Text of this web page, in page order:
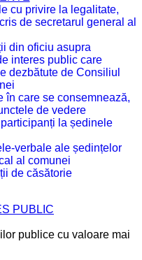
cu privire la legalitate,
de secretarul general al
din oficiu asupra
interes public care
dezbătute de Consiliul
în care se consemnează,
de vedere
la ședinele
verbale ale ședințelor
al comunei
de căsătorie
PUBLIC
publice cu valoare mai